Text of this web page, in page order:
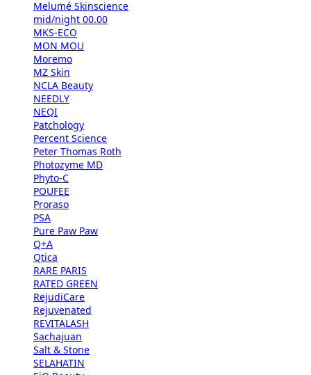
Melumé Skinscience
mid/night 00.00
MKS-ECO
MON MOU
Moremo
MZ Skin
NCLA Beauty
NEEDLY
NEQI
Patchology
Percent Science
Peter Thomas Roth
Photozyme MD
Phyto-C
POUFEE
Proraso
PSA
Pure Paw Paw
Q+A
Qtica
RARE PARIS
RATED GREEN
RejudiCare
Rejuvenated
REVITALASH
Sachajuan
Salt & Stone
SELAHATIN